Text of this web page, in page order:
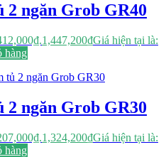
2 ngăn Grob GR40
1,447,200₫Giá hiện tại là:
hàng
2 ngăn Grob GR30
1,324,200₫Giá hiện tại là:
hàng